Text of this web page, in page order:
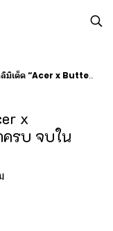
ดีไซน์พิเศษ สเปกครบ จบในเครื่องเดียว
x
ครบ จบใน